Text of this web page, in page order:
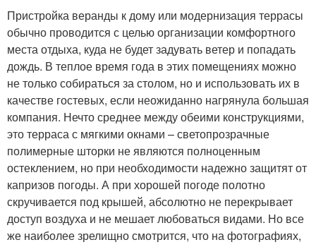
Пристройка веранды к дому или модернизация террасы
обычно проводится с целью организации комфортного
места отдыха, куда не будет задувать ветер и попадать
дождь. В теплое время года в этих помещениях можно
не только собираться за столом, но и использовать их в
качестве гостевых, если неожиданно нагрянула большая
компания. Нечто среднее между обеими конструкциями,
это терраса с мягкими окнами – светопрозрачные
полимерные шторки не являются полноценным
остеклением, но при необходимости надежно защитят от
капризов погоды. А при хорошей погоде полотно
скручивается под крышей, абсолютно не перекрывает
доступ воздуха и не мешает любоваться видами. Но все
же наиболее зрелищно смотрится, что на фотографиях,